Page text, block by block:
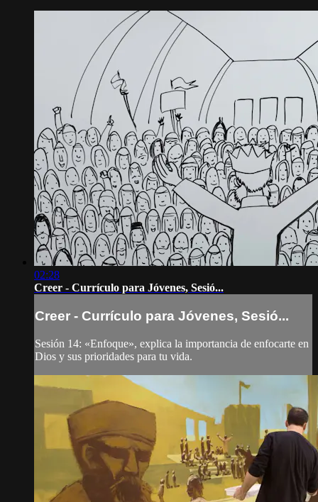
02:28
Creer - Currículo para Jóvenes, Sesió...
Creer - Currículo para Jóvenes, Sesió...
Sesión 14: «Enfoque», explica la importancia de enfocarte en
Dios y sus prioridades para tu vida.